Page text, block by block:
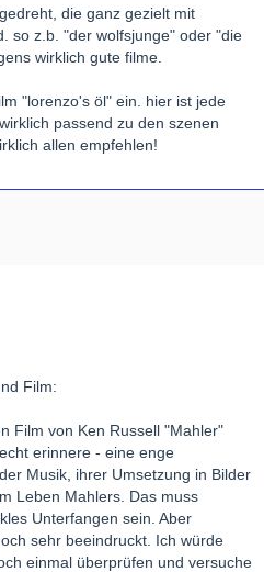
die ganz gezielt mit
so z.b. "der wolfsjunge" oder "die
wirklich gute filme.
"lorenzo's öl" ein. hier ist jede
passend zu den szenen
allen empfehlen!
Film:
Film von Ken Russell "Mahler"
erinnere - eine enge
Musik, ihrer Umsetzung in Bilder
Leben Mahlers. Das muss
Unterfangen sein. Aber
sehr beeindruckt. Ich würde
einmal überprüfen und versuche